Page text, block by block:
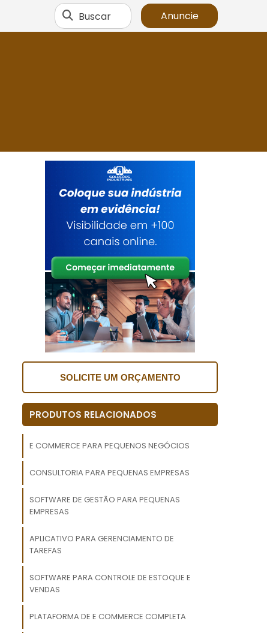
Buscar Anuncie
SOLICITE UM ORÇAMENTO
PRODUTOS RELACIONADOS
E COMMERCE PARA PEQUENOS NEGÓCIOS
CONSULTORIA PARA PEQUENAS EMPRESAS
SOFTWARE DE GESTÃO PARA PEQUENAS
EMPRESAS
APLICATIVO PARA GERENCIAMENTO DE
TAREFAS
SOFTWARE PARA CONTROLE DE ESTOQUE E
VENDAS
PLATAFORMA DE E COMMERCE COMPLETA